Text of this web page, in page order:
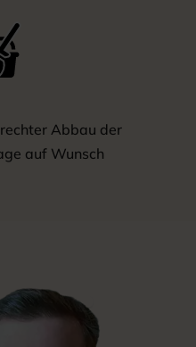
Abbau der
auf Wunsch